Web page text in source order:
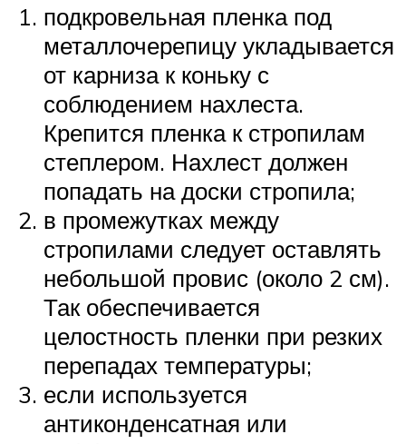
подкровельная пленка под
металлочерепицу укладывается
от карниза к коньку с
соблюдением нахлеста.
Крепится пленка к стропилам
степлером. Нахлест должен
попадать на доски стропила;
в промежутках между
стропилами следует оставлять
небольшой провис (около 2 см).
Так обеспечивается
целостность пленки при резких
перепадах температуры;
если используется
антиконденсатная или